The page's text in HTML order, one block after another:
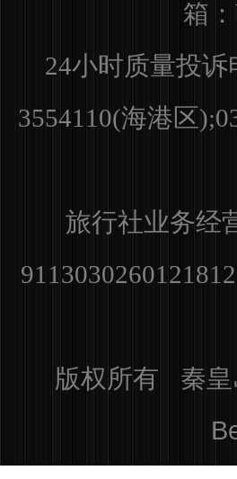
箱：
24小时质量投诉
3554110(海港区
旅行社业务经
版权所有 秦皇